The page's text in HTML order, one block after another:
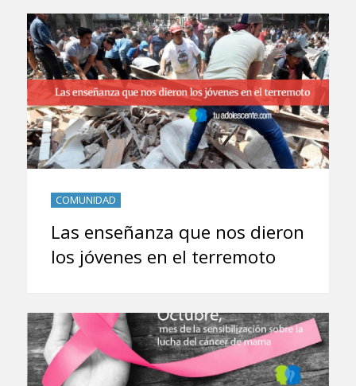
COMUNIDAD
Las enseñanza que nos dieron
los jóvenes en el terremoto